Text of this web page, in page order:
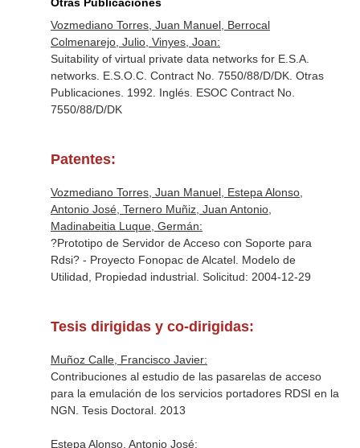
Vozmediano Torres, Juan Manuel, Berrocal
Colmenarejo, Julio, Vinyes, Joan:
Suitability of virtual private data networks for E.S.A.
networks. E.S.O.C. Contract No. 7550/88/D/DK. Otras
Publicaciones. 1992. Inglés. ESOC Contract No.
7550/88/D/DK
Patentes:
Vozmediano Torres, Juan Manuel, Estepa Alonso,
Antonio José, Ternero Muñiz, Juan Antonio,
Madinabeitia Luque, Germán:
?Prototipo de Servidor de Acceso con Soporte para
Rdsi? - Proyecto Fonopac de Alcatel. Modelo de
Utilidad, Propiedad industrial. Solicitud: 2004-12-29
Tesis dirigidas y co-dirigidas:
Muñoz Calle, Francisco Javier:
Contribuciones al estudio de las pasarelas de acceso
para la emulación de los servicios portadores RDSI en la
NGN. Tesis Doctoral. 2013
Estepa Alonso, Antonio José: